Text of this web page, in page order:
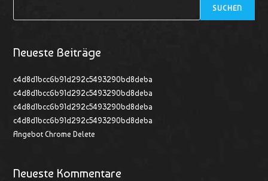
SUCHEN
Neueste Beiträge
c4d8d1bcc6b91d292c5493290bd8deba
c4d8d1bcc6b91d292c5493290bd8deba
c4d8d1bcc6b91d292c5493290bd8deba
c4d8d1bcc6b91d292c5493290bd8deba
Angebot Chrome Delete
Neueste Kommentare